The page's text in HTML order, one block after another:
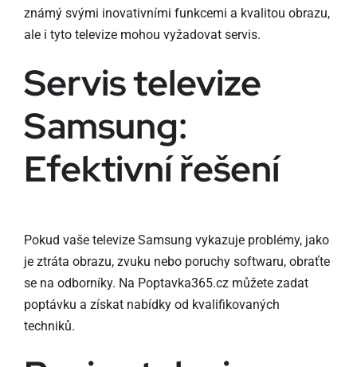
známý svými inovativními funkcemi a kvalitou obrazu,
ale i tyto televize mohou vyžadovat servis.
Servis televize
Samsung:
Efektivní řešení
Pokud vaše televize Samsung vykazuje problémy, jako
je ztráta obrazu, zvuku nebo poruchy softwaru, obraťte
se na odborníky. Na Poptavka365.cz můžete zadat
poptávku a získat nabídky od kvalifikovaných
techniků.